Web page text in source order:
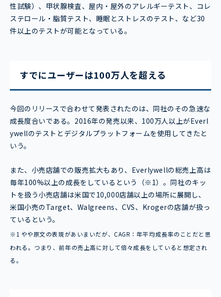
性試験）、甲状腺検査、屋内・屋外のアレルギーテスト、コレ
ステロール・脂質テスト、睡眠とストレスのテスト、など30
件以上のテストが可能となっている。
すでにユーザーは100万人を超える
今回のリリースで合わせて発表されたのは、同社のその急速な
成長度合いである。2016年の発売以来、100万人以上がEverl
ywellのテストとデジタルプラットフォームを使用してきたと
いう。
また、小売店舗での販売拡大もあり、Everlywellの総売上高は
毎年100%以上の成長をしているという（※1）。同社のキッ
トを扱う小売店舗は米国で10,000店舗以上の場所に展開し、
米国小売のTarget、Walgreens、CVS、Krogerの店舗が扱っ
ているという。
※1 やや原文の表現があいまいだが、CAGR：年平均成長率のことだと思
われる。つまり、前年の売上高に対して倍々成長をしていると想定され
る。